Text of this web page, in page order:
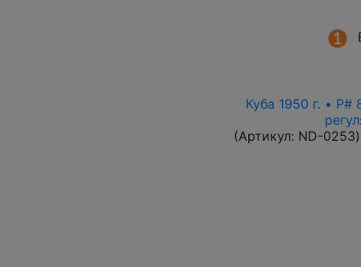
Куба 1950 г. •
(Артикул: ND-0253)